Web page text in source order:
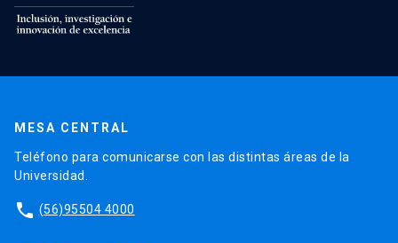
MESA CENTRAL
Teléfono para comunicarse con las distintas áreas de la
Universidad.
phone (56)95504 4000